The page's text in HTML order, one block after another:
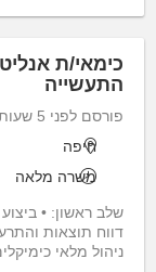
כימאי/ת
התעשייה
פורסם לפני 5 שעות
חיפה
משרה מלאה
שלב ראשון: •
ניהול מלאי